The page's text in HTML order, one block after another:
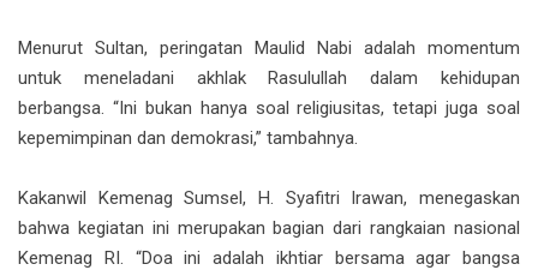
Menurut Sultan, peringatan Maulid Nabi adalah momentum
untuk meneladani akhlak Rasulullah dalam kehidupan
berbangsa. “Ini bukan hanya soal religiusitas, tetapi juga soal
kepemimpinan dan demokrasi,” tambahnya.
Kakanwil Kemenag Sumsel, H. Syafitri Irawan, menegaskan
bahwa kegiatan ini merupakan bagian dari rangkaian nasional
Kemenag RI. “Doa ini adalah ikhtiar bersama agar bangsa